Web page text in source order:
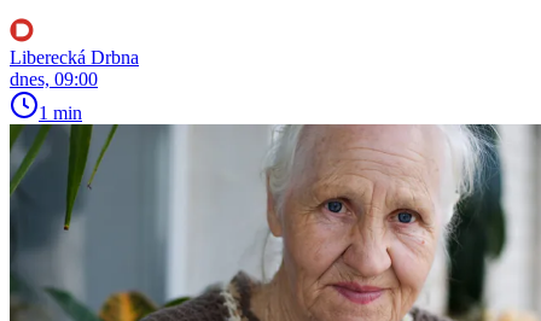
Liberecká Drbna
dnes, 09:00
1 min